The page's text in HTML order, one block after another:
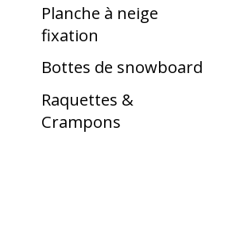
Planche à neige
fixation
Bottes de snowboard
Raquettes &
Crampons